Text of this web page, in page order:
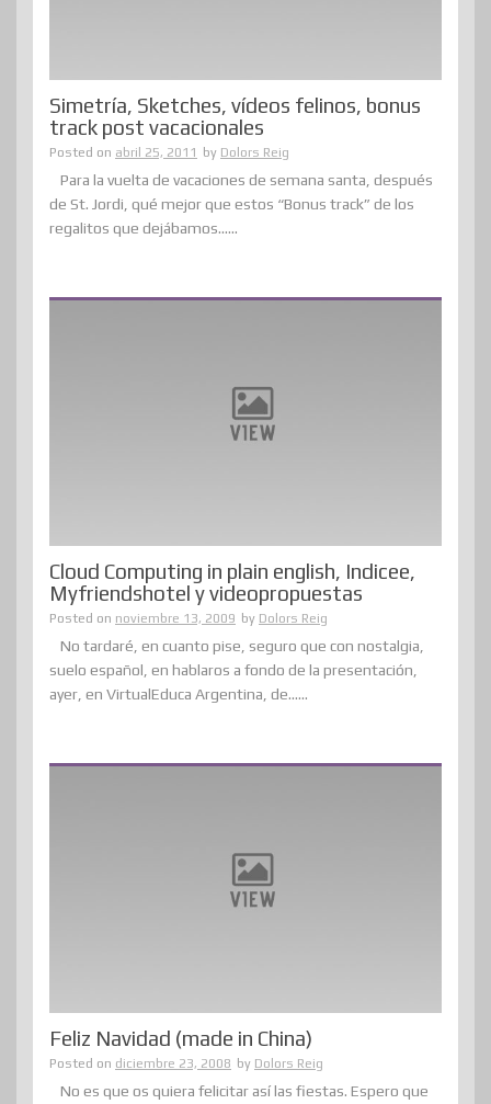
Simetría, Sketches, vídeos felinos, bonus
track post vacacionales
Posted on abril 25, 2011 by Dolors Reig
Para la vuelta de vacaciones de semana santa, después
de St. Jordi, qué mejor que estos “Bonus track” de los
regalitos que dejábamos......
Cloud Computing in plain english, Indicee,
Myfriendshotel y videopropuestas
Posted on noviembre 13, 2009 by Dolors Reig
No tardaré, en cuanto pise, seguro que con nostalgia,
suelo español, en hablaros a fondo de la presentación,
ayer, en VirtualEduca Argentina, de......
Feliz Navidad (made in China)
Posted on diciembre 23, 2008 by Dolors Reig
No es que os quiera felicitar así las fiestas. Espero que